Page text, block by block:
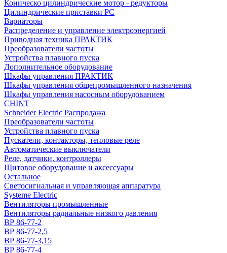
Коническо цилиндрические мотор - редукторы
Цилиндрические приставки PC
Вариаторы
Распределение и управление электроэнергией
Приводная техника ПРАКТИК
Преобразователи частоты
Устройства плавного пуска
Дополнительное оборудование
Шкафы управления ПРАКТИК
Шкафы управления общепромышленного назначения
Шкафы управления насосным оборудованием
CHINT
Schneider Electric Распродажа
Преобразователи частоты
Устройства плавного пуска
Пускатели, контакторы, тепловые реле
Автоматические выключатели
Реле, датчики, контроллеры
Щитовое оборудование и аксессуары
Остальное
Светосигнальная и управляющая аппаратура
Systeme Electric
Вентиляторы промышленные
Вентиляторы радиальные низкого давления
ВР 86-77-2
ВР 86-77-2,5
ВР 86-77-3,15
ВР 86-77-4